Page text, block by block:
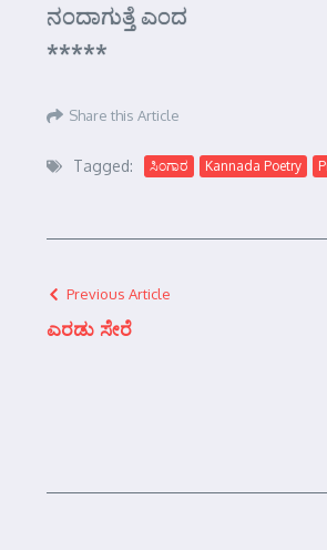
ನಂದಾಗುತ್ತೆ ಎಂದ
*****
Share this Article
Tagged: ಸಿಂಗಾರ Kannada Poetry
Previous Article
ಎರಡು ಸೇರೆ